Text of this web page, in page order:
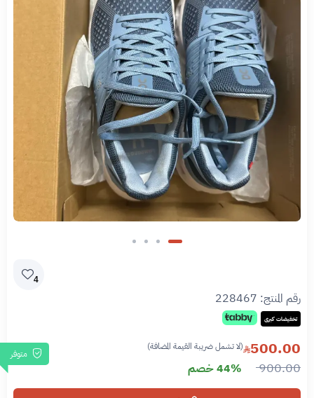
4
رقم المنتج: 228467
تخفيضات كبرى
متوفر 500.00 (لا تشمل ضريبة القيمة المضافة)
900.00 44% خصم